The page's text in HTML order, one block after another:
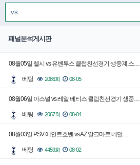
패널분석게시판
08월05일 첼시 vs 유벤투스 클럽친선경기 생중계,스…
베팅 2086회 08-05
08월06일 아스널 vs 레알 베티스 클럽친선경기 생중…
베팅 2067회 08-04
08월03일 PSV 에인트호벤 vs AZ 알크마르 네덜…
베팅 4459회 08-02